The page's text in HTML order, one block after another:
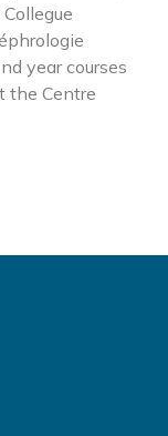
year courses
the Centre